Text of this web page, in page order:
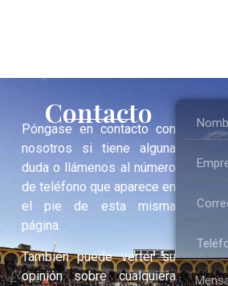
Contacto
Póngase en contacto con
nosotros si tiene alguna
duda o llámenos al número
de teléfono que aparece en
el pie de esta misma
página.
También puede verter su
opinión sobre cualquiera